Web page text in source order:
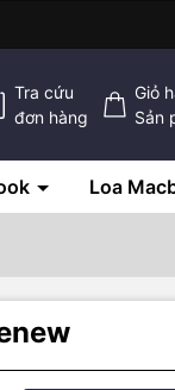
Tra cứu
đơn hàng
Giỏ
Sản
Loa